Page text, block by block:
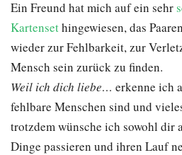
Ein Freund hat mich auf ein sehr
Kartensethingewiesen, das
wieder zur Fehlbarkeit, zur
Mensch sein zurück zu finden.
Weil ich dich liebe… erkenne ich
fehlbare Menschen sind und
trotzdem wünsche ich sowohl dir
Dinge passieren und ihren Lauf